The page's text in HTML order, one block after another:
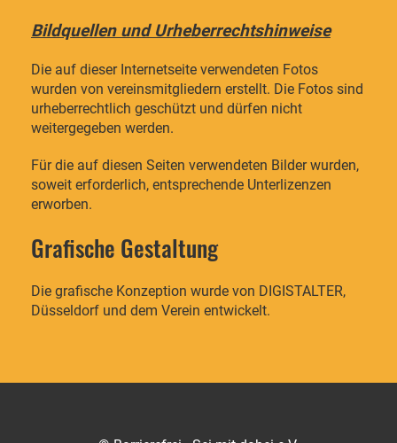
Bildquellen und Urheberrechtshinweise
Die auf dieser Internetseite verwendeten Fotos
wurden von vereinsmitgliedern erstellt. Die Fotos sind
urheberrechtlich geschützt und dürfen nicht
weitergegeben werden.
Für die auf diesen Seiten verwendeten Bilder wurden,
soweit erforderlich, entsprechende Unterlizenzen
erworben.
Grafische Gestaltung
Die grafische Konzeption wurde von DIGISTALTER,
Düsseldorf und dem Verein entwickelt.